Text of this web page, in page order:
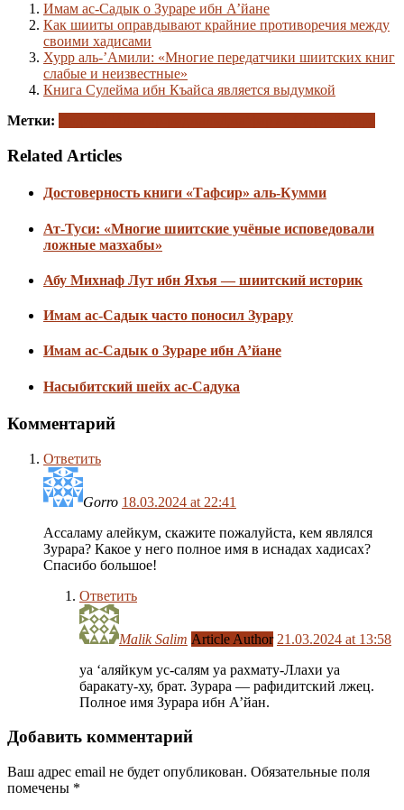
Имам ас-Садык о Зураре ибн А’йане
Как шииты оправдывают крайние противоречия между
своими хадисами
Хурр аль-’Амили: «Многие передатчики шиитских книг
слабые и неизвестные»
Книга Сулейма ибн Къайса является выдумкой
Метки:
Related Articles
Достоверность книги «Тафсир» аль-Кумми
Ат-Туси: «Многие шиитские учёные исповедовали
ложные мазхабы»
Абу Михнаф Лут ибн Яхъя — шиитский историк
Имам ас-Садык часто поносил Зурару
Имам ас-Садык о Зураре ибн А’йане
Насыбитский шейх ас-Садука
Комментарий
Ответить
Gorro 18.03.2024 at 22:41
Ассаламу алейкум, скажите пожалуйста, кем являлся
Зурара? Какое у него полное имя в иснадах хадисах?
Спасибо большое!
Ответить
Malik Salim Article Author 21.03.2024 at 13:58
уа ‘аляйкум ус-салям уа рахмату-Ллахи уа
баракату-ху, брат. Зурара — рафидитский лжец.
Полное имя Зурара ибн А’йан.
Добавить комментарий
Ваш адрес email не будет опубликован. Обязательные поля
помечены *